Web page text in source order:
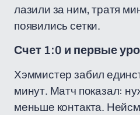
лазили за ним, тратя
появились сетки.
Счет 1:0 и первые
Хэммистер забил
минут. Матч показал:
меньше контакта.